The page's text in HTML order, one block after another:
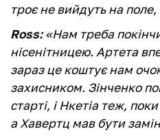
троє не вийдуть на
Ross:«Нам треба
нісенітницею. Артета
зараз це коштує нам
захисником. Зінченко
старті, і Нкетіа теж,
а Хавертц мав бути